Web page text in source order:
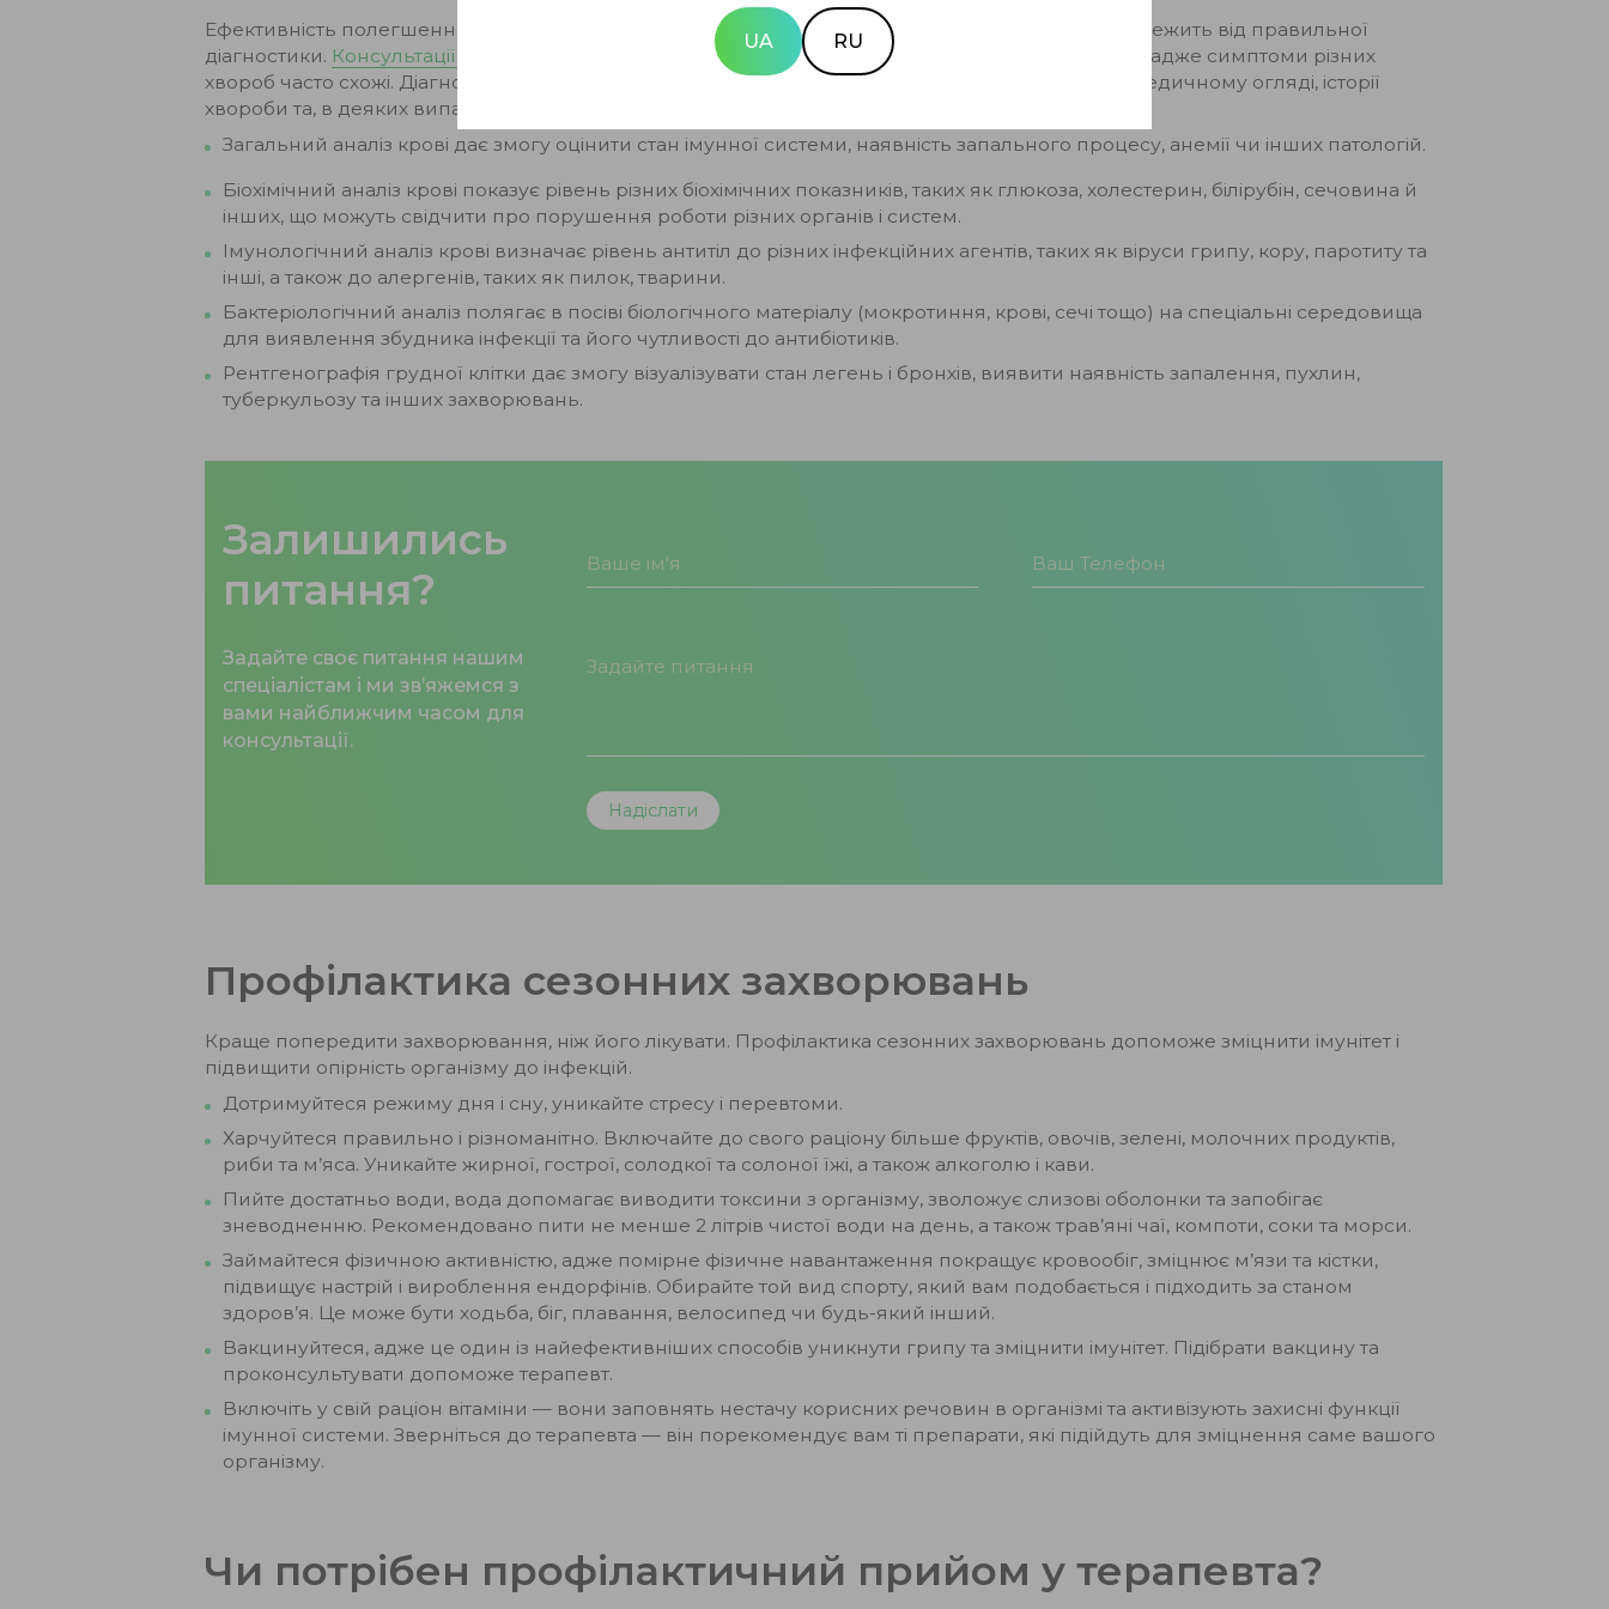
Ефективність полегшення або лікування будь-якого сезонного захворювання насамперед залежить від правильної
діагностики. Консультації профільних лікарів у Дніпрі
зможуть точно визначити захворювання, адже симптоми різних
хвороб часто схожі. Діагностика сезонних захворювань зазвичай ґрунтується на ретельному медичному огляді, історії
хвороби та, в деяких випадках, лабораторних дослідженнях.
Загальний аналіз крові дає змогу оцінити стан імунної системи, наявність запального процесу, анемії чи інших патологій.
Біохімічний аналіз крові показує рівень різних біохімічних показників, таких як глюкоза, холестерин, білірубін, сечовина й
інших, що можуть свідчити про порушення роботи різних органів і систем.
Імунологічний аналіз крові визначає рівень антитіл до різних інфекційних агентів, таких як віруси грипу, кору, паротиту та
інші, а також до алергенів, таких як пилок, тварини.
Бактеріологічний аналіз полягає в посіві біологічного матеріалу (мокротиння, крові, сечі тощо) на спеціальні середовища
для виявлення збудника інфекції та його чутливості до антибіотиків.
Рентгенографія грудної клітки дає змогу візуалізувати стан легень і бронхів, виявити наявність запалення, пухлин,
туберкульозу та інших захворювань.
Залишились
питання?
Задайте своє питання нашим
спеціалістам і ми зв’яжемся з
вами найближчим часом для
консультації.
Профілактика сезонних захворювань
Краще попередити захворювання, ніж його лікувати. Профілактика сезонних захворювань допоможе зміцнити імунітет і
підвищити опірність організму до інфекцій.
Дотримуйтеся режиму дня і сну, уникайте стресу і перевтоми.
Харчуйтеся правильно і різноманітно. Включайте до свого раціону більше фруктів, овочів, зелені, молочних продуктів,
риби та м’яса. Уникайте жирної, гострої, солодкої та солоної їжі, а також алкоголю і кави.
Пийте достатньо води, вода допомагає виводити токсини з організму, зволожує слизові оболонки та запобігає
зневодненню. Рекомендовано пити не менше 2 літрів чистої води на день, а також трав’яні чаї, компоти, соки та морси.
Займайтеся фізичною активністю, адже помірне фізичне навантаження покращує кровообіг, зміцнює м’язи та кістки,
підвищує настрій і вироблення ендорфінів. Обирайте той вид спорту, який вам подобається і підходить за станом
здоров’я. Це може бути ходьба, біг, плавання, велосипед чи будь-який інший.
Вакцинуйтеся, адже це один із найефективніших способів уникнути грипу та зміцнити імунітет. Підібрати вакцину та
проконсультувати допоможе терапевт.
Включіть у свій раціон вітаміни — вони заповнять нестачу корисних речовин в організмі та активізують захисні функції
імунної системи. Зверніться до терапевта — він порекомендує вам ті препарати, які підійдуть для зміцнення саме вашого
організму.
Чи потрібен профілактичний прийом у терапевта?
UA RU